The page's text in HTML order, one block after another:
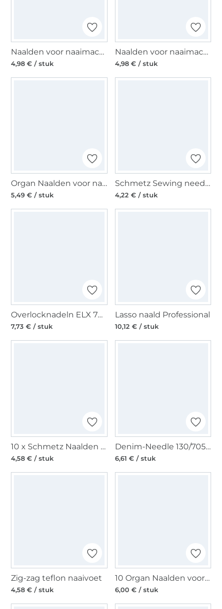
Naalden voor naaimachines 130/705, Universal 60
4,98 € / stuk
Naalden voor naaimachines 130/705, Universal 70-10
4,98 € / stuk
Organ Naalden voor naaimachines 130/705 H, Jersey 80
5,49 € / stuk
Schmetz Sewing needle 130/705 H-S, Stretch 75 - 90
4,22 € / stuk
Overlocknadeln ELX 705, 80-90
7,73 € / stuk
Lasso naald Professional
10,12 € / stuk
10 x Schmetz Naalden voor naaimachines 130/705 H 70-90 Universal
4,58 € / stuk
Denim-Needle 130/705, Denim 90-110
6,61 € / stuk
Zig-zag teflon naaivoet
4,58 € / stuk
10 Organ Naalden voor naaimachines 130/705 H, Universal 70
6,00 € / stuk